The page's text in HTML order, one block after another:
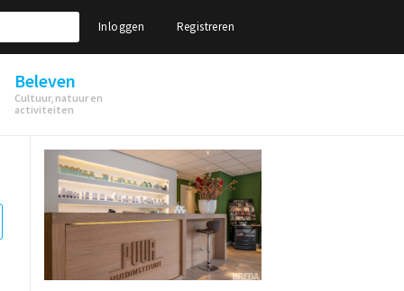
Inloggen Registreren
Beleven
Cultuur, natuur en
activiteiten